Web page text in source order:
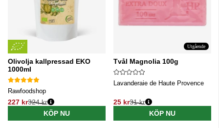
Olivolja kallpressad EKO
1000ml
Rawfoodshop
227 kr
Ordinarie pris:
324 kr
KÖP NU
Utgående
Tvål Magnolia 100g
Lavanderaie de Haute Provence
25 kr
Ordinarie pris:
31 kr
KÖP NU